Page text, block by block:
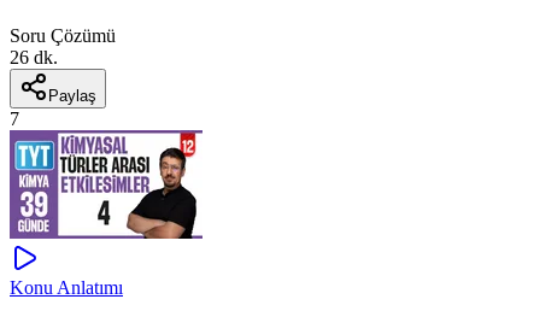
Soru Çözümü
26 dk.
Paylaş
7
Konu Anlatımı